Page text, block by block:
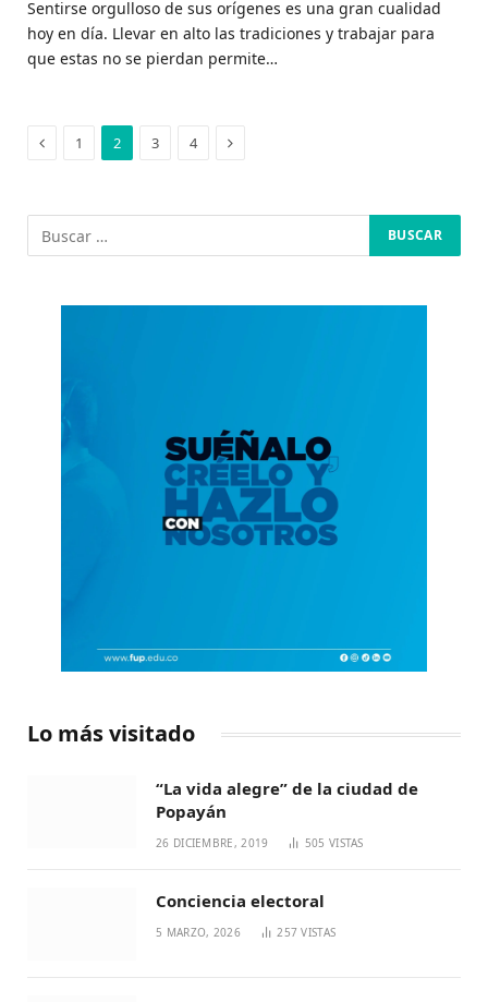
Sentirse orgulloso de sus orígenes es una gran cualidad
hoy en día. Llevar en alto las tradiciones y trabajar para
que estas no se pierdan permite…
Anterior
1 2 3 4 Siguiente
Lo más visitado
“La vida alegre” de la ciudad de
Popayán
26 DICIEMBRE, 2019 505 VISTAS
Conciencia electoral
5 MARZO, 2026 257VISTAS